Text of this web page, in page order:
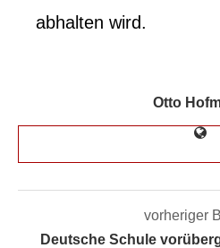
abhalten wird.
Otto
vorheriger
Deutsche Schule